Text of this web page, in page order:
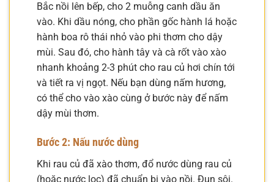
Bắc nồi lên bếp, cho 2 muỗng canh dầu ăn
vào. Khi dầu nóng, cho phần gốc hành lá hoặc
hành boa rô thái nhỏ vào phi thơm cho dậy
mùi. Sau đó, cho hành tây và cà rốt vào xào
nhanh khoảng 2-3 phút cho rau củ hơi chín tới
và tiết ra vị ngọt. Nếu bạn dùng nấm hương,
có thể cho vào xào cùng ở bước này để nấm
dậy mùi thơm.
Bước 2: Nấu nước dùng
Khi rau củ đã xào thơm, đổ nước dùng rau củ
(hoặc nước lọc) đã chuẩn bị vào nồi. Đun sôi.